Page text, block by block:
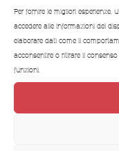
Per fornire le migliori esperienze,
accedere alle informazioni del
elaborare dati come il
acconsentire o ritirare il
funzioni.
Definire lo stile
pubblicitaria è